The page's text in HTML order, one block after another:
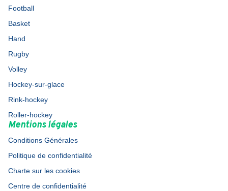
Football
Basket
Hand
Rugby
Volley
Hockey-sur-glace
Rink-hockey
Roller-hockey
Mentions légales
Conditions Générales
Politique de confidentialité
Charte sur les cookies
Centre de confidentialité